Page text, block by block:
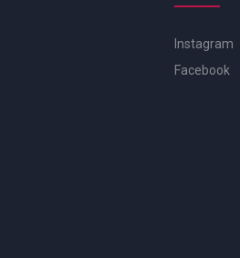
Instagram
Facebook